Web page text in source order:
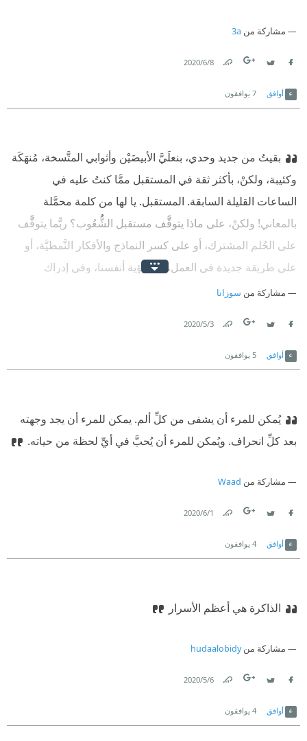
مشاركة من 3a
8‏/6‏/2020
أوافق 7 يوافقون
بقيتُ من جديد وحدي، بنعلَيَّ الأبيضَيْن وأثوابي المتَّسخة، مُنهَكَة
وكئيبة، ولكنْ، بأكثر ثقة في المستقبل ممَّا كنتُ عليه في
الساعات القليلة السابقة. المستقبل. يا لها من كلمة محمَّلة
بالمعاني! ولكنْ، على ماذا يتوقَّف مستقبل الشُّعُوب؟ ربَّما يتوقَّف
على الحُلم المشترك، أو على كسر النماذج والأفكار النَّمطيَّة، أو
على طريقة جديدة في العمل، في رؤية أنفسنا، وفي إدراك
احتياجات الآخرين؟
مشاركة من سوزانا
3‏/5‏/2020
أوافق 5 يوافقون
يُمكن للمرء أن يشفى من كلِّ ألم. يمكن للمرء أن يجد وجهته
بعد كلِّ انحراف. ويُمكن للمرء أن يُحبَّ في أيِّ لحظة من حياته.
مشاركة من Waad
1‏/6‏/2020
أوافق 4 يوافقون
الذاكرة هي أعظم الأسرار
مشاركة منhudaalobidy
6‏/5‏/2020
أوافق 4 يوافقون